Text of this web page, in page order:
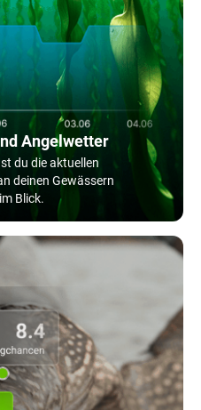
Angelwetter
du die aktuellen
deinen Gewässern
Blick.